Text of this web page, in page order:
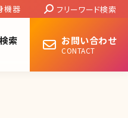
機器 Search:
フリーワード検索
索 お問い合わせ
CONTACT